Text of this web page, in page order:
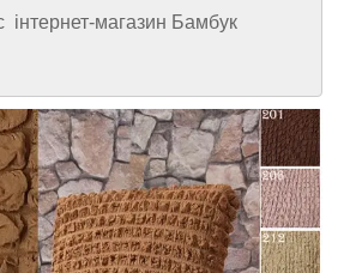
магазин Бамбук